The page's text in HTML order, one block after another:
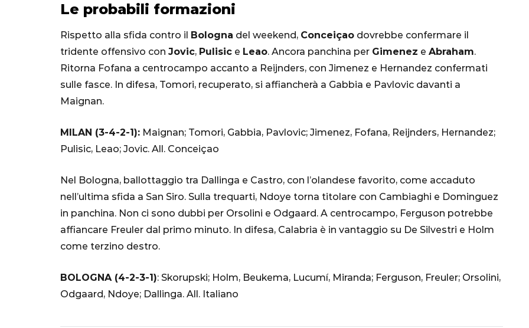
Le probabili formazioni
Rispetto alla sfida contro il Bologna del weekend, Conceiçao dovrebbe confermare il
tridente offensivo con Jovic, Pulisic e Leao. Ancora panchina per Gimenez e Abraham.
Ritorna Fofana a centrocampo accanto a Reijnders, con Jimenez e Hernandez confermati
sulle fasce. In difesa, Tomori, recuperato, si affiancherà a Gabbia e Pavlovic davanti a
Maignan.
MILAN (3-4-2-1): Maignan; Tomori, Gabbia, Pavlovic; Jimenez, Fofana, Reijnders, Hernandez;
Pulisic, Leao; Jovic. All. Conceiçao
Nel Bologna, ballottaggio tra Dallinga e Castro, con l’olandese favorito, come accaduto
nell’ultima sfida a San Siro. Sulla trequarti, Ndoye torna titolare con Cambiaghi e Dominguez
in panchina. Non ci sono dubbi per Orsolini e Odgaard. A centrocampo, Ferguson potrebbe
affiancare Freuler dal primo minuto. In difesa, Calabria è in vantaggio su De Silvestri e Holm
come terzino destro.
BOLOGNA (4-2-3-1): Skorupski; Holm, Beukema, Lucumí, Miranda; Ferguson, Freuler; Orsolini,
Odgaard, Ndoye; Dallinga. All. Italiano
Lautaro Martinez,
parla l'agente:
"Bayern? Pensa
5 Ottobre 2022
Qatar 2022, Brasile